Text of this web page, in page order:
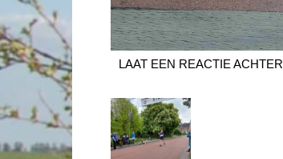
LAAT EEN REACTIE ACHTER